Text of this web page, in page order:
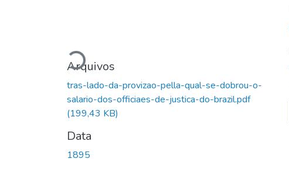
Carregando...
Arquivos
tras-lado-da-provizao-pella-qual-se-dobrou-o-
salario-dos-officiaes-de-justica-do-brazil.pdf
(199,43 KB)
Data
1895